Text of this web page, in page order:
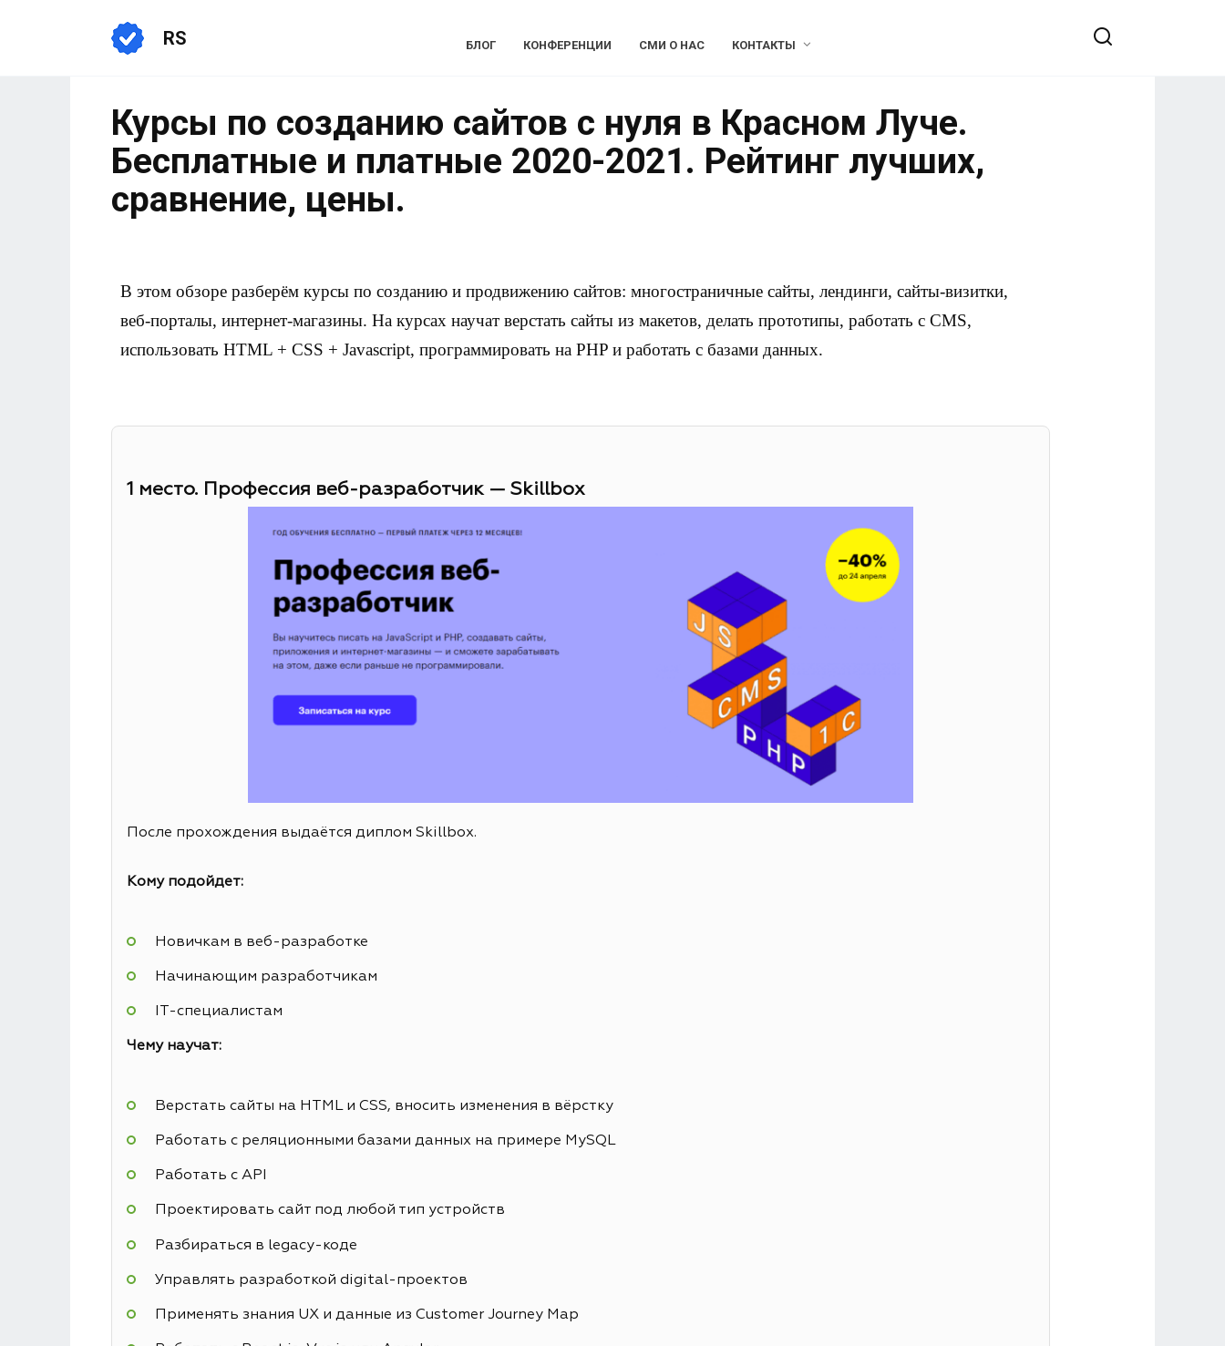
RS БЛОГ КОНФЕРЕНЦИИ СМИ О НАС КОНТАКТЫ
Курсы по созданию сайтов с нуля в Красном Луче.
Бесплатные и платные 2020-2021. Рейтинг лучших,
сравнение, цены.
В этом обзоре разберём курсы по созданию и продвижению сайтов: многостраничные сайты, лендинги, сайты-визитки,
веб-порталы, интернет-магазины. На курсах научат верстать сайты из макетов, делать прототипы, работать с CMS,
использовать HTML + CSS + Javascript, программировать на PHP и работать с базами данных.
1 место. Профессия веб-разработчик — Skillbox
После прохождения выдаётся диплом Skillbox.
Кому подойдет:
Новичкам в веб-разработке
Начинающим разработчикам
IT-специалистам
Чему научат:
Верстать сайты на HTML и CSS, вносить изменения в вёрстку
Работать с реляционными базами данных на примере MySQL
Работать с API
Проектировать сайт под любой тип устройств
Разбираться в legacy-коде
Управлять разработкой digital-проектов
Применять знания UX и данные из Customer Journey Map